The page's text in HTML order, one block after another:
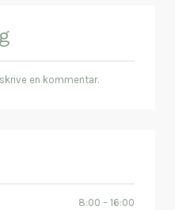
en kommentar.
8:00 – 16:00